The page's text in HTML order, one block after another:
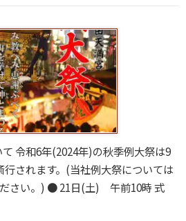
令和6年(2024年)の秋季例大祭は9
されます。(当社例大祭については
さい。) ● 21日(土) 午前10時 式